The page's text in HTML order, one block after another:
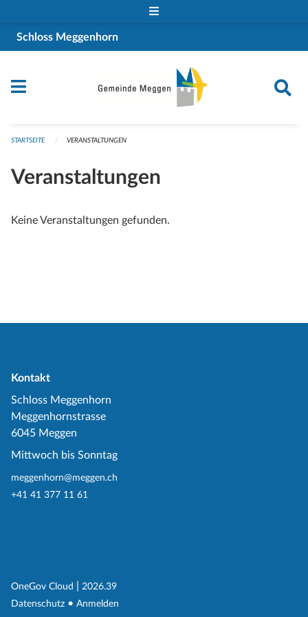
Schloss Meggenhorn
STARTSEITE VERANSTALTUNGEN
Veranstaltungen
Keine Veranstaltungen gefunden.
Kontakt
Schloss Meggenhorn
Meggenhornstrasse
6045 Meggen
Mittwoch bis Sonntag
meggenhorn@meggen.ch
+41 41 377 11 61
OneGov Cloud (External Link)
2026.39
Datenschutz (External Link)
Anmelden